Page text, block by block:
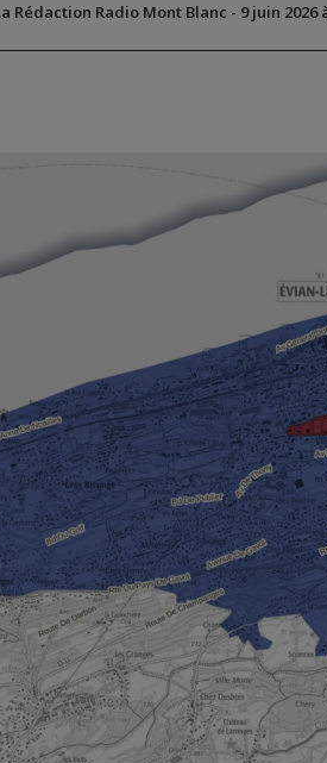
Rédaction Radio Mont Blanc - 9 juin 2026